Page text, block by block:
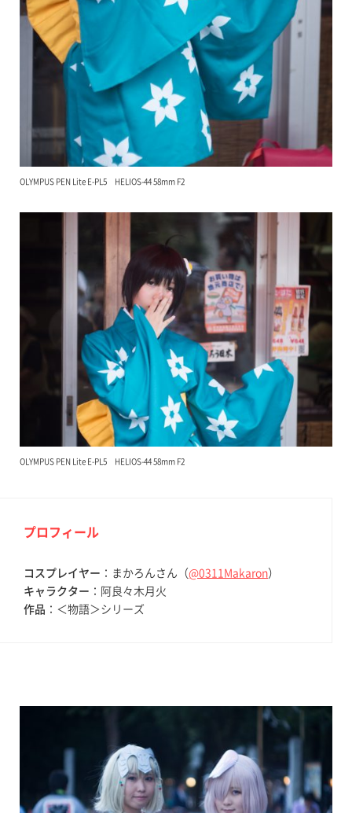
OLYMPUS PEN Lite E-PL5 HELIOS-44 58mm F2
OLYMPUS PEN Lite E-PL5 HELIOS-44 58mm F2
プロフィール
コスプレイヤー ：まかろんさん（@0311Makaron）
キャラクター ：阿良々木月火
作品 ：＜物語＞シリーズ